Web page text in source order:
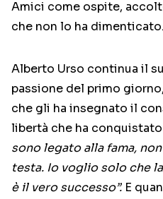
Amici come ospite,
che non lo ha dimenticato.
Alberto Urso continua il
passione del primo
che gli ha insegnato il
libertà che ha conquistato
sono legato alla fama,
testa. Io voglio solo che
è il vero successo”. E